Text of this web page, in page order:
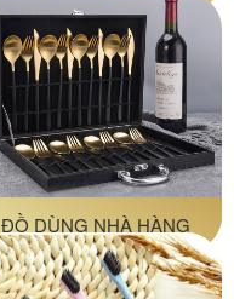
ĐỒ DÙNG NHÀ HÀNG